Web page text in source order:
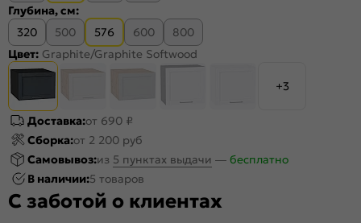
Глубина, см:
320
500 576 600
800
Цвет: Graphite/Graphite Softwood
+3
Доставка:от 690 ₽
Сборка:от 2 200 руб
Самовывоз:из 5 пунктах выдачи — бесплатно
В наличии:5 товаров
С заботой о клиентах